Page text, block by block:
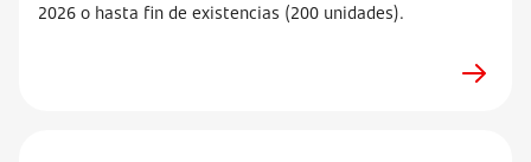
2026 o hasta fin de existencias (200 unidades).